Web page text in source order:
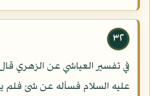
٣٢
في تفسير العياشي عن الزهري
عليه السلام فسأله عن شئ فلم